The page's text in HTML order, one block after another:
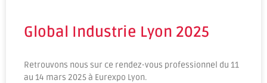
Global Industrie Lyon 2025
Retrouvons nous sur ce rendez-vous professionnel du 11
au 14 mars 2025 à Eurexpo Lyon.